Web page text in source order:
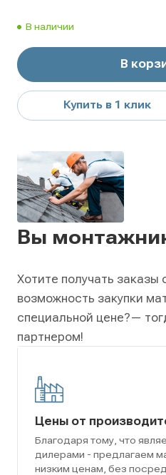
В наличии
В
Купить в 1 клик
Вы
Хотите получать заказы
возможность закупки
специальной цене?—
партнером!
Цены от
Благодаря тому, что
дилерами - предлагаем
низким ценам, без